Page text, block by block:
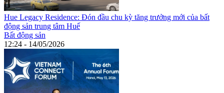
Hue Legacy Residence: Đón đầu chu kỳ tăng trưởng mới của bất
động sản trung tâm Huế
Bất động sản
12:24 - 14/05/2026